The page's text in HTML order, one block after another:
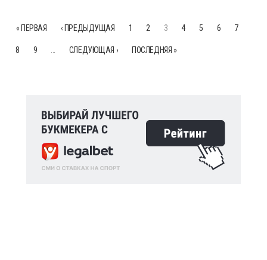
« ПЕРВАЯ ‹ ПРЕДЫДУЩАЯ 1 2 3 4 5 6 7
8 9 СЛЕДУЮЩАЯ › ПОСЛЕДНЯЯ »